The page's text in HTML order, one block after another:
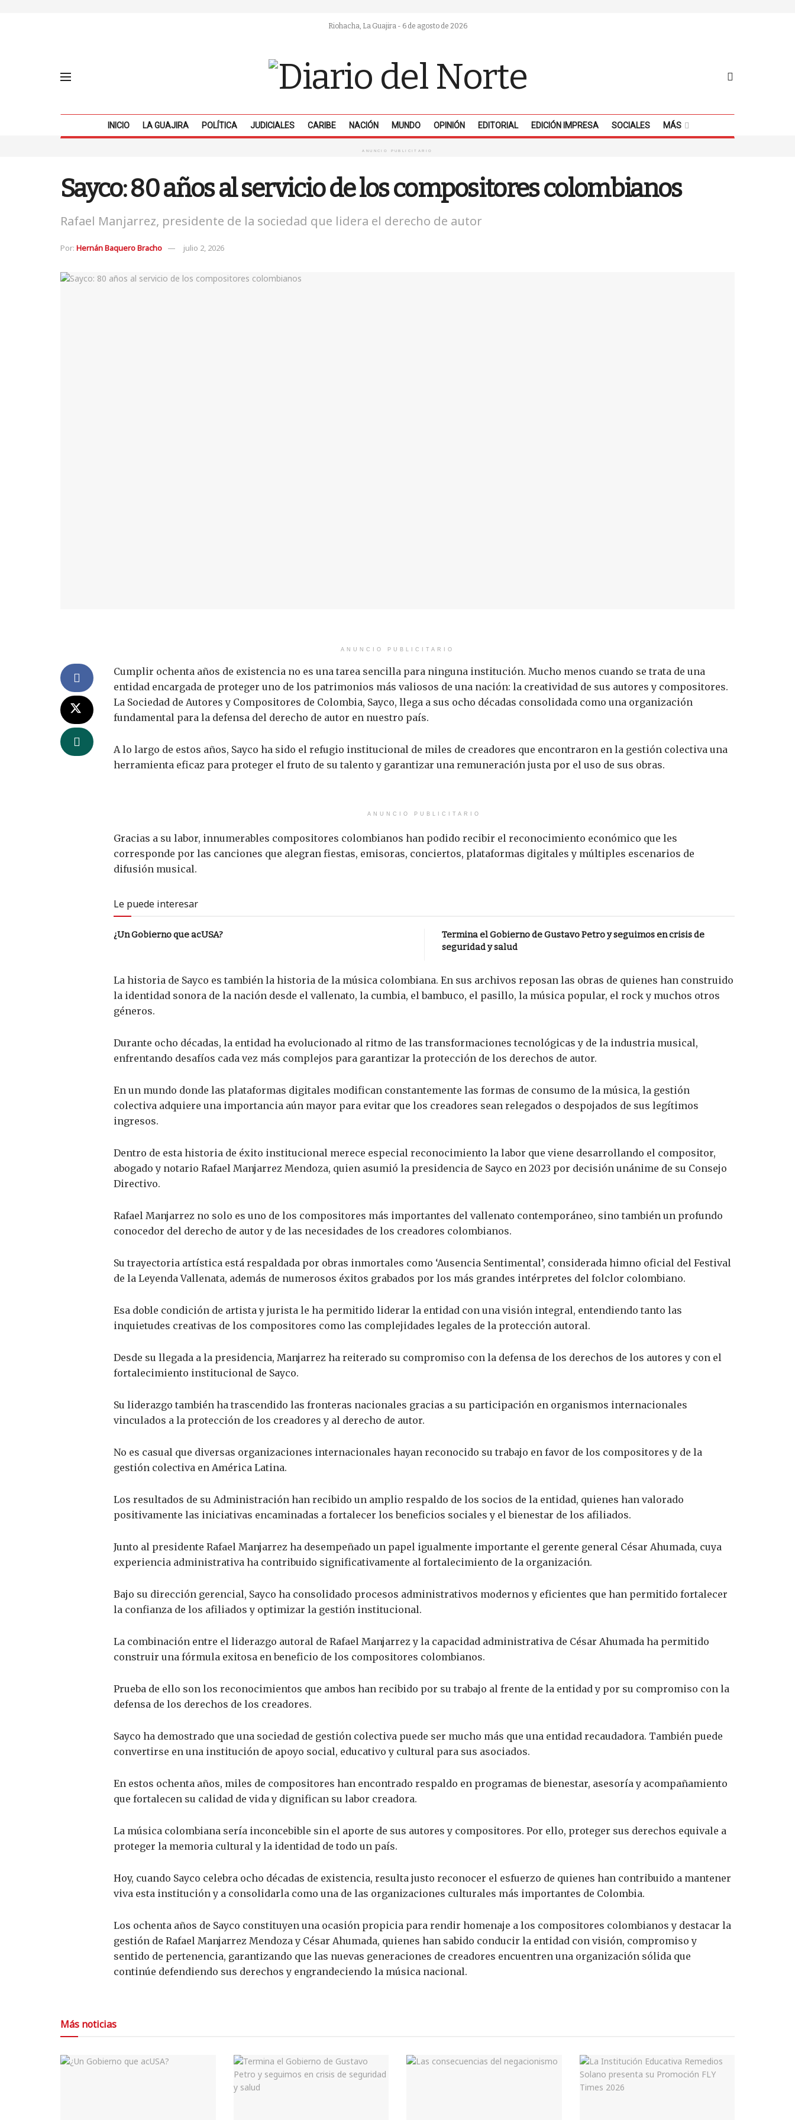
Riohacha, La Guajira - 6 de agosto de 2026
INICIO LA GUAJIRA POLÍTICA JUDICIALES CARIBE NACIÓN MUNDO OPINIÓN EDITORIAL EDICIÓN IMPRESA SOCIALES MÁS
ANUNCIO PUBLICITARIO
Sayco: 80 años al servicio de los compositores colombianos
Rafael Manjarrez, presidente de la sociedad que lidera el derecho de autor
Por: Hernán Baquero Bracho julio 2, 2026
ANUNCIO PUBLICITARIO
Cumplir ochenta años de existencia no es una tarea sencilla para ninguna institución. Mucho menos cuando se trata de una
entidad encargada de proteger uno de los patrimonios más valiosos de una nación: la creatividad de sus autores y compositores.
La Sociedad de Autores y Compositores de Colombia, Sayco, llega a sus ocho décadas consolidada como una organización
fundamental para la defensa del derecho de autor en nuestro país.
A lo largo de estos años, Sayco ha sido el refugio institucional de miles de creadores que encontraron en la gestión colectiva una
herramienta eficaz para proteger el fruto de su talento y garantizar una remuneración justa por el uso de sus obras.
ANUNCIO PUBLICITARIO
Gracias a su labor, innumerables compositores colombianos han podido recibir el reconocimiento económico que les
corresponde por las canciones que alegran fiestas, emisoras, conciertos, plataformas digitales y múltiples escenarios de
difusión musical.
Le puede interesar
¿Un Gobierno que acUSA?
Termina el Gobierno de Gustavo Petro y seguimos en crisis de
seguridad y salud
La historia de Sayco es también la historia de la música colombiana. En sus archivos reposan las obras de quienes han construido
la identidad sonora de la nación desde el vallenato, la cumbia, el bambuco, el pasillo, la música popular, el rock y muchos otros
géneros.
Durante ocho décadas, la entidad ha evolucionado al ritmo de las transformaciones tecnológicas y de la industria musical,
enfrentando desafíos cada vez más complejos para garantizar la protección de los derechos de autor.
En un mundo donde las plataformas digitales modifican constantemente las formas de consumo de la música, la gestión
colectiva adquiere una importancia aún mayor para evitar que los creadores sean relegados o despojados de sus legítimos
ingresos.
Dentro de esta historia de éxito institucional merece especial reconocimiento la labor que viene desarrollando el compositor,
abogado y notario Rafael Manjarrez Mendoza, quien asumió la presidencia de Sayco en 2023 por decisión unánime de su Consejo
Directivo.
Rafael Manjarrez no solo es uno de los compositores más importantes del vallenato contemporáneo, sino también un profundo
conocedor del derecho de autor y de las necesidades de los creadores colombianos.
Su trayectoria artística está respaldada por obras inmortales como ‘Ausencia Sentimental’, considerada himno oficial del Festival
de la Leyenda Vallenata, además de numerosos éxitos grabados por los más grandes intérpretes del folclor colombiano.
Esa doble condición de artista y jurista le ha permitido liderar la entidad con una visión integral, entendiendo tanto las
inquietudes creativas de los compositores como las complejidades legales de la protección autoral.
Desde su llegada a la presidencia, Manjarrez ha reiterado su compromiso con la defensa de los derechos de los autores y con el
fortalecimiento institucional de Sayco.
Su liderazgo también ha trascendido las fronteras nacionales gracias a su participación en organismos internacionales
vinculados a la protección de los creadores y al derecho de autor.
No es casual que diversas organizaciones internacionales hayan reconocido su trabajo en favor de los compositores y de la
gestión colectiva en América Latina.
Los resultados de su Administración han recibido un amplio respaldo de los socios de la entidad, quienes han valorado
positivamente las iniciativas encaminadas a fortalecer los beneficios sociales y el bienestar de los afiliados.
Junto al presidente Rafael Manjarrez ha desempeñado un papel igualmente importante el gerente general César Ahumada, cuya
experiencia administrativa ha contribuido significativamente al fortalecimiento de la organización.
Bajo su dirección gerencial, Sayco ha consolidado procesos administrativos modernos y eficientes que han permitido fortalecer
la confianza de los afiliados y optimizar la gestión institucional.
La combinación entre el liderazgo autoral de Rafael Manjarrez y la capacidad administrativa de César Ahumada ha permitido
construir una fórmula exitosa en beneficio de los compositores colombianos.
Prueba de ello son los reconocimientos que ambos han recibido por su trabajo al frente de la entidad y por su compromiso con la
defensa de los derechos de los creadores.
Sayco ha demostrado que una sociedad de gestión colectiva puede ser mucho más que una entidad recaudadora. También puede
convertirse en una institución de apoyo social, educativo y cultural para sus asociados.
En estos ochenta años, miles de compositores han encontrado respaldo en programas de bienestar, asesoría y acompañamiento
que fortalecen su calidad de vida y dignifican su labor creadora.
La música colombiana sería inconcebible sin el aporte de sus autores y compositores. Por ello, proteger sus derechos equivale a
proteger la memoria cultural y la identidad de todo un país.
Hoy, cuando Sayco celebra ocho décadas de existencia, resulta justo reconocer el esfuerzo de quienes han contribuido a mantener
viva esta institución y a consolidarla como una de las organizaciones culturales más importantes de Colombia.
Los ochenta años de Sayco constituyen una ocasión propicia para rendir homenaje a los compositores colombianos y destacar la
gestión de Rafael Manjarrez Mendoza y César Ahumada, quienes han sabido conducir la entidad con visión, compromiso y
sentido de pertenencia, garantizando que las nuevas generaciones de creadores encuentren una organización sólida que
continúe defendiendo sus derechos y engrandeciendo la música nacional.
Más noticias